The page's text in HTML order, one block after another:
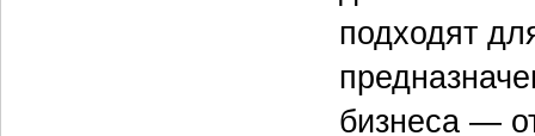
подходят
бизнеса —